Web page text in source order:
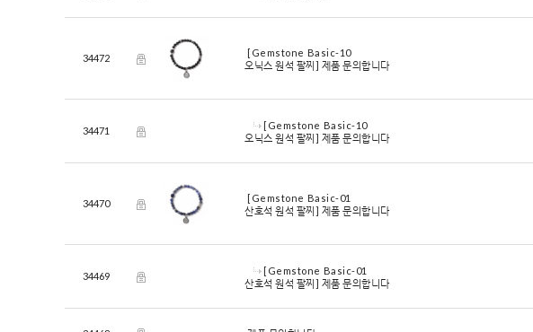
34472
[Gemstone Basic-10
오닉스 원석 팔찌] 제품 문의합니다
34471
[Gemstone Basic-10
오닉스 원석 팔찌] 제품 문의합니다
34470
[Gemstone Basic-01
산호석 원석 팔찌] 제품 문의합니다
34469
[Gemstone Basic-01
산호석 원석 팔찌] 제품 문의합니다